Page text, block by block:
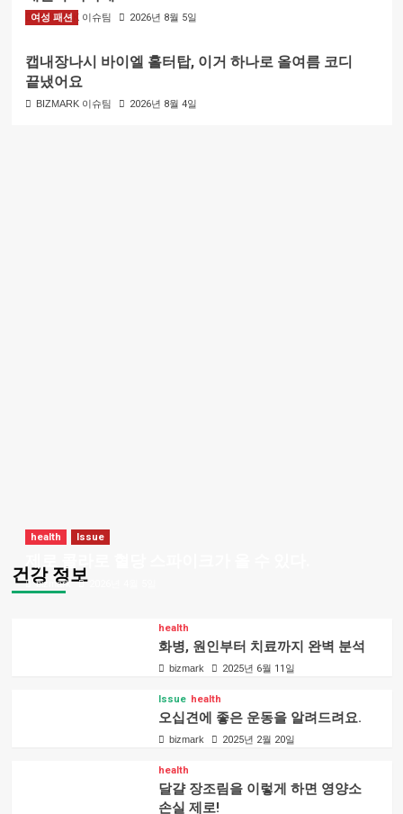
BIZMARK 이슈팀 2026년 8월 5일
여성 패션
캡내장나시 바이엘 홀터탑, 이거 하나로 올여름 코디
끝냈어요
BIZMARK 이슈팀 2026년 8월 4일
건강 정보
health Issue
bizmark
health
화병, 원인부터 치료까지 완벽 분석
bizmark 2025년 6월 11일
Issue health
오십견에 좋은 운동을 알려드려요.
bizmark 2025년 2월 20일
health
달걀 장조림을 이렇게 하면 영양소
손실 제로!